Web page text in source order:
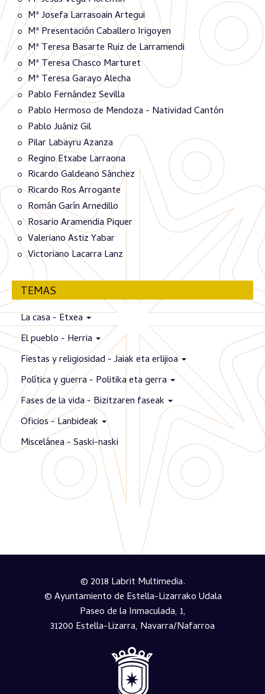
Mª Josefa Larrasoain Artegui
Mª Presentación Caballero Irigoyen
Mª Teresa Basarte Ruiz de Larramendi
Mª Teresa Chasco Marturet
Mª Teresa Garayo Alecha
Pablo Fernández Sevilla
Pablo Hermoso de Mendoza - Natividad Cantón
Pablo Juániz Gil
Pilar Labayru Azanza
Regino Etxabe Larraona
Ricardo Galdeano Sánchez
Ricardo Ros Arrogante
Román Garín Arnedillo
Rosario Aramendia Piquer
Valeriano Astiz Yabar
Victoriano Lacarra Lanz
TEMAS
La casa - Etxea
El pueblo - Herria
Fiestas y religiosidad - Jaiak eta erlijioa
Política y guerra - Politika eta gerra
Fases de la vida - Bizitzaren faseak
Oficios - Lanbideak
Miscelánea - Saski-naski
© 2018 Labrit Multimedia.
© Ayuntamiento de Estella-Lizarrako Udala
Paseo de la Inmaculada, 1,
31200 Estella-Lizarra, Navarra/Nafarroa